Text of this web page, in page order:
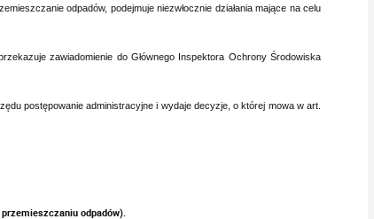
odpadów, podejmuje niezwłocznie działania mające na celu
zawiadomienie do Głównego Inspektora Ochrony Środowiska
postępowanie administracyjne i wydaje decyzje, o której mowa w art.
odpadów).